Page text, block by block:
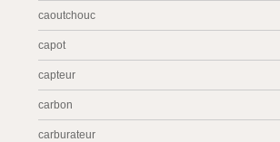
caoutchouc
capot
capteur
carbon
carburateur